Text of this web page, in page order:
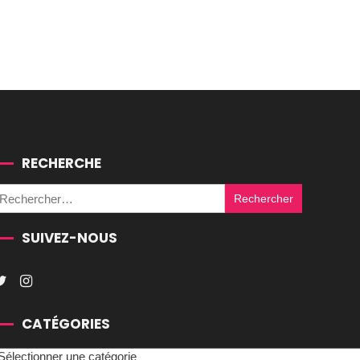
RECHERCHE
Rechercher :
SUIVEZ-NOUS
CATÉGORIES